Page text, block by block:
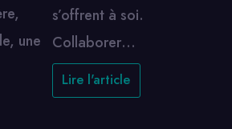
une
s’offrent à soi.
Collaborer…
Lire l'article